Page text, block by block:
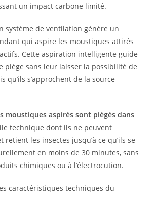
un impact carbone limité.
système de ventilation génère un
qui aspire les moustiques attirés
Cette aspiration intelligente guide
piège sans leur laisser la possibilité de
qu’ils s’approchent de la source
moustiques aspirés sont piégés dans
technique dont ils ne peuvent
retient les insectes jusqu’à ce qu’ils se
en moins de 30 minutes, sans
chimiques ou à l’électrocution.
caractéristiques techniques du